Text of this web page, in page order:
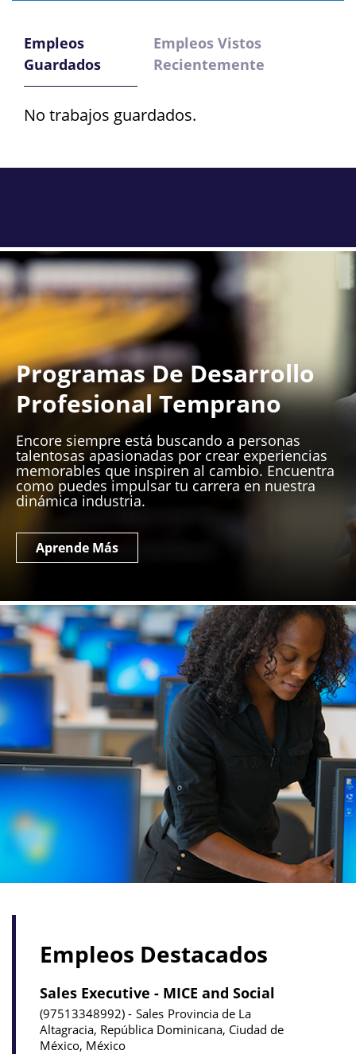
Empleos
Guardados
Empleos Vistos
Recientemente
No trabajos guardados.
Programas De Desarrollo
Profesional Temprano
Encore siempre está buscando a personas
talentosas apasionadas por crear experiencias
memorables que inspiren al cambio. Encuentra
como puedes impulsar tu carrera en nuestra
dinámica industria.
Aprende Más
Empleos Destacados
Sales Executive - MICE and Social
97513348992 Sales Provincia de La
Altagracia, República Dominicana, Ciudad de
México, México